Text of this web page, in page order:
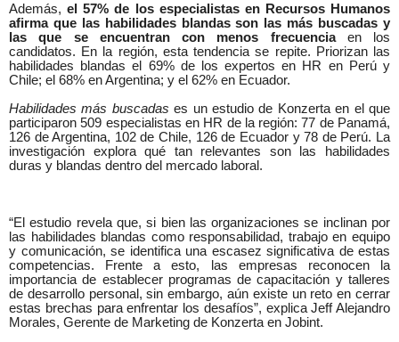
Además,el 57% de los especialistas en Recursos Humanos
afirma que las habilidades blandas son las más buscadas y
las que se encuentran con menos frecuenciaen los
candidatos. En la región, esta tendencia se repite. Priorizan las
habilidades blandas el 69% de los expertos en HR en Perú y
Chile; el 68% en Argentina; y el 62% en Ecuador.
Habilidades más buscadas es un estudio de Konzerta en el que
participaron 509 especialistas en HR de la región: 77 de Panamá,
126 de Argentina, 102 de Chile, 126 de Ecuador y 78 de Perú. La
investigación explora qué tan relevantes son las habilidades
duras y blandas dentro del mercado laboral.
“El estudio revela que, si bien las organizaciones se inclinan por
las habilidades blandas como responsabilidad, trabajo en equipo
y comunicación, se identifica una escasez significativa de estas
competencias. Frente a esto, las empresas reconocen la
importancia de establecer programas de capacitación y talleres
de desarrollo personal, sin embargo, aún existe un reto en cerrar
estas brechas para enfrentar los desafíos”, explica Jeff Alejandro
Morales, Gerente de Marketing de Konzerta en Jobint.